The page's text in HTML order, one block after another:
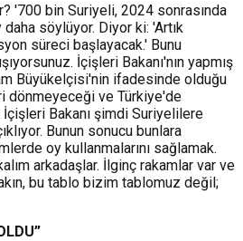
'700 bin Suriyeli, 2024 sonrasında
söylüyor. Diyor ki: 'Artık
süreci başlayacak.' Bunu
İçişleri Bakanı'nın yapmış
Büyükelçisi'nin ifadesinde olduğu
dönmeyeceği ve Türkiye'de
Bakanı şimdi Suriyelilere
Bunun sonucu bunlara
oy kullanmalarını sağlamak.
arkadaşlar. İlginç rakamlar var ve
bu tablo bizim tablomuz değil;